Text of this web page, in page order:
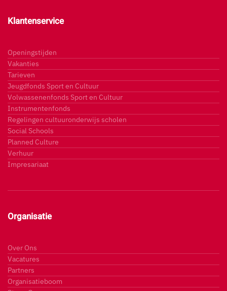
Klantenservice
Openingstijden
Vakanties
Tarieven
Jeugdfonds Sport en Cultuur
Volwassenenfonds Sport en Cultuur
Instrumentenfonds
Regelingen cultuuronderwijs scholen
Social Schools
Planned Culture
Verhuur
Impresariaat
Organisatie
Over Ons
Vacatures
Partners
Organisatieboom